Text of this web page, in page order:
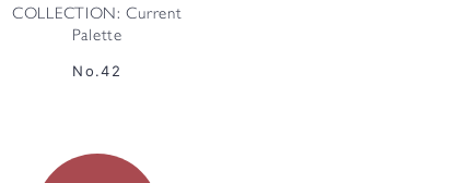
COLLECTION: Current
Palette
No.42